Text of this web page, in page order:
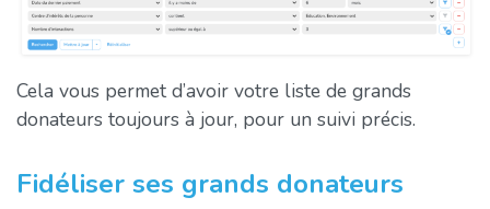
Cela vous permet d’avoir votre liste de grands
donateurs toujours à jour, pour un suivi précis.
Fidéliser ses grands donateurs